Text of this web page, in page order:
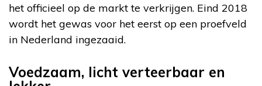
het officieel op de markt te verkrijgen. Eind 2018
wordt het gewas voor het eerst op een proefveld
in Nederland ingezaaid.
Voedzaam, licht verteerbaar en